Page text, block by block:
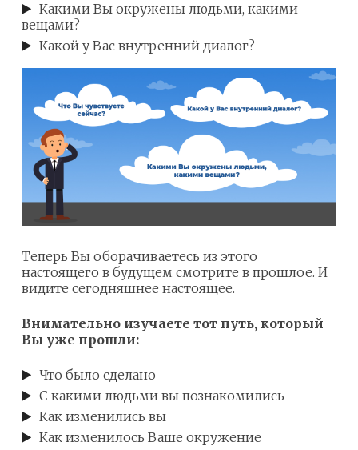
Какими Вы окружены людьми, какими
вещами?
Какой у Вас внутренний диалог?
Теперь Вы оборачиваетесь из этого
настоящего в будущем смотрите в прошлое. И
видите сегодняшнее настоящее.
Внимательно изучаете тот путь, который
Вы уже прошли:
Что было сделано
С какими людьми вы познакомились
Как изменились вы
Как изменилось Ваше окружение